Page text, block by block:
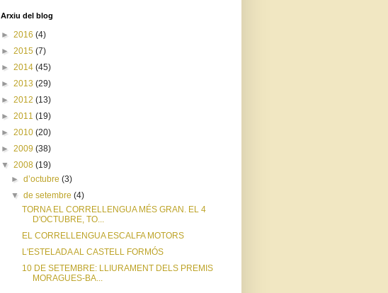
Arxiu del blog
► 2016 (4)
► 2015 (7)
► 2014 (45)
► 2013 (29)
► 2012 (13)
► 2011 (19)
► 2010 (20)
► 2009 (38)
▼ 2008 (19)
►d’octubre(3)
▼de setembre(4)
TORNA EL CORRELLENGUA MÉS GRAN. EL 4
D'OCTUBRE, TO...
EL CORRELLENGUA ESCALFA MOTORS
L'ESTELADA AL CASTELL FORMÓS
10 DE SETEMBRE: LLIURAMENT DELS PREMIS
MORAGUES-BA...